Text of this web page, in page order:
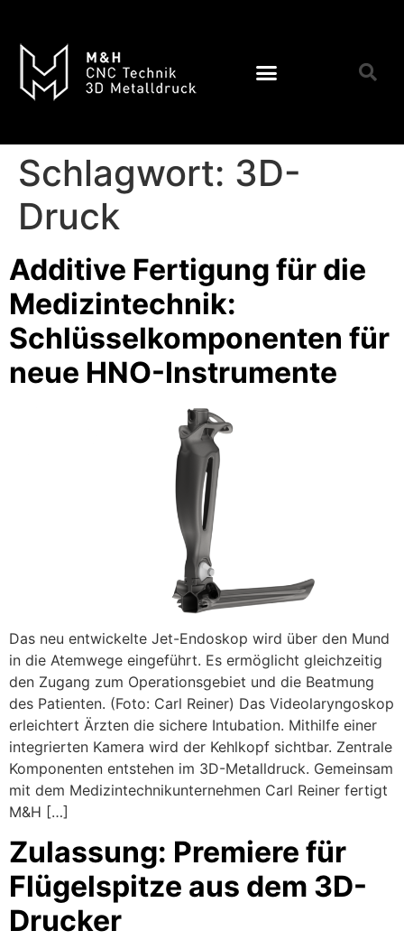
Schlagwort: 3D-
Druck
Additive Fertigung für die
Medizintechnik:
Schlüsselkomponenten für
neue HNO-Instrumente
Das neu entwickelte Jet-Endoskop wird über den Mund
in die Atemwege eingeführt. Es ermöglicht gleichzeitig
den Zugang zum Operationsgebiet und die Beatmung
des Patienten. (Foto: Carl Reiner) Das Videolaryngoskop
erleichtert Ärzten die sichere Intubation. Mithilfe einer
integrierten Kamera wird der Kehlkopf sichtbar. Zentrale
Komponenten entstehen im 3D-Metalldruck. Gemeinsam
mit dem Medizintechnikunternehmen Carl Reiner fertigt
M&H […]
Zulassung: Premiere für
Flügelspitze aus dem 3D-
Drucker